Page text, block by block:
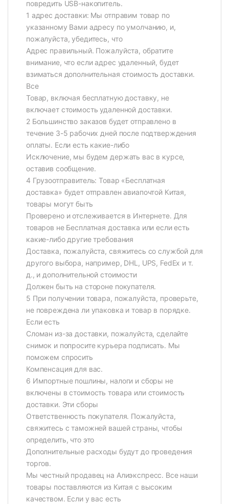
повредить USB-накопитель.
1 адрес доставки: Мы отправим товар по
указанному Вами адресу по умолчанию, и,
пожалуйста, убедитесь, что
Адрес правильный. Пожалуйста, обратите
внимание, что если адрес удаленный, будет
взиматься дополнительная стоимость доставки.
Все
Товар, включая бесплатную доставку, не
включает стоимость удаленной доставки.
2 Большинство заказов будет отправлено в
течение 3-5 рабочих дней после подтверждения
оплаты. Если есть какие-либо
Исключение, мы будем держать вас в курсе,
оставив сообщение.
4 Грузоотправитель: Товар «Бесплатная
доставка» будет отправлен авиапочтой Китая,
товары могут быть
Проверено и отслеживается в Интернете. Для
товаров не Бесплатная доставка или если есть
какие-либо другие требования
Доставка, пожалуйста, свяжитесь со службой для
другого выбора, например, DHL, UPS, FedEx и т.
д., и дополнительной стоимости
Должен быть на стороне покупателя.
5 При получении товара, пожалуйста, проверьте,
не повреждена ли упаковка и товар в порядке.
Если есть
Сломан из-за доставки, пожалуйста, сделайте
снимок и попросите курьера подписать. Мы
поможем спросить
Компенсация для вас.
6 Импортные пошлины, налоги и сборы не
включены в стоимость товара или стоимость
доставки. Эти сборы
Ответственность покупателя. Пожалуйста,
свяжитесь с таможней вашей страны, чтобы
определить, что это
Дополнительные расходы будут до проведения
торгов.
Мы честный продавец на Алиэкспресс. Все наши
товары поставляются из Китая с высоким
качеством. Если у вас есть